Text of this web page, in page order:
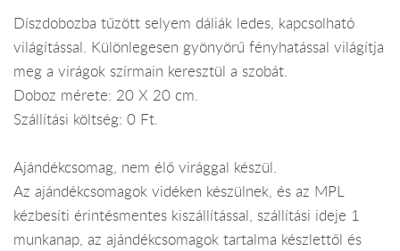
Díszdobozba tűzött selyem dáliák ledes, kapcsolható
világítással. Különlegesen gyönyörű fényhatással világítja
meg a virágok szírmain keresztül a szobát.
Doboz mérete: 20 X 20 cm.
Szállítási költség: 0 Ft.
Ajándékcsomag, nem élő virággal készül.
Az ajándékcsomagok vidéken készülnek, és az MPL
kézbesíti érintésmentes kiszállítással, szállítási ideje 1
munkanap, az ajándékcsomagok tartalma készlettől és